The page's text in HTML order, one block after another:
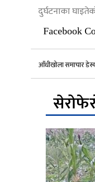
दुर्घटनाका
Facebook
आँधीखोला समाचार